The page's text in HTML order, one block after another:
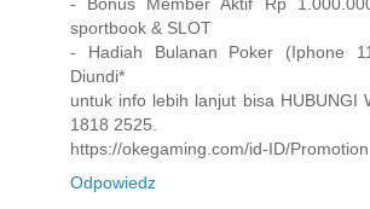
sportbook & SLOT
- Hadiah Bulanan Poker (Iphone
Diundi*
untuk info lebih lanjut bisa HUBUNGI
1818 2525.
https://okegaming.com/id-ID/Promotion
Odpowiedz